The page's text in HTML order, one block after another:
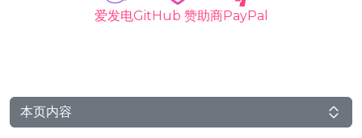
爱发电GitHub 赞助商PayPal
本页内容